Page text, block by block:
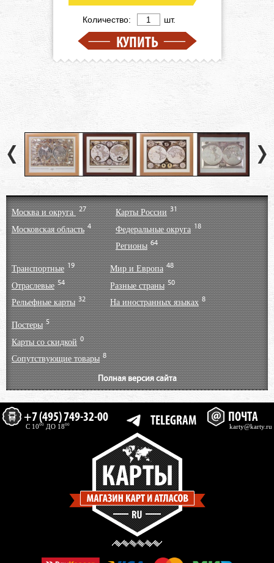
Количество: шт.
КУПИТЬ
Москва и округа 27
Московская область 4
Карты России 31
Федеральные округа 18
Регионы 64
Транспортные 19
Отраслевые 54
Рельефные карты 32
Мир и Европа 48
Разные страны 50
На иностранных языках 8
Постеры 5
Карты со скидкой 0
Сопутствующие товары 8
Полная версия сайта
+7 (495) 749-32-00
C 1000ДО 1800 TELEGRAM ПОЧТА
karty@karty.ru